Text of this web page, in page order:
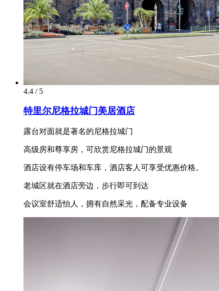
4.4 / 5
特里尔尼格拉城门美居酒店
露台对面就是著名的尼格拉城门
高级房和尊享房，可欣赏尼格拉城门的景观
酒店设有停车场和车库，酒店客人可享受优惠价格。
老城区就在酒店旁边，步行即可到达
会议室舒适怡人，拥有自然采光，配备专业设备